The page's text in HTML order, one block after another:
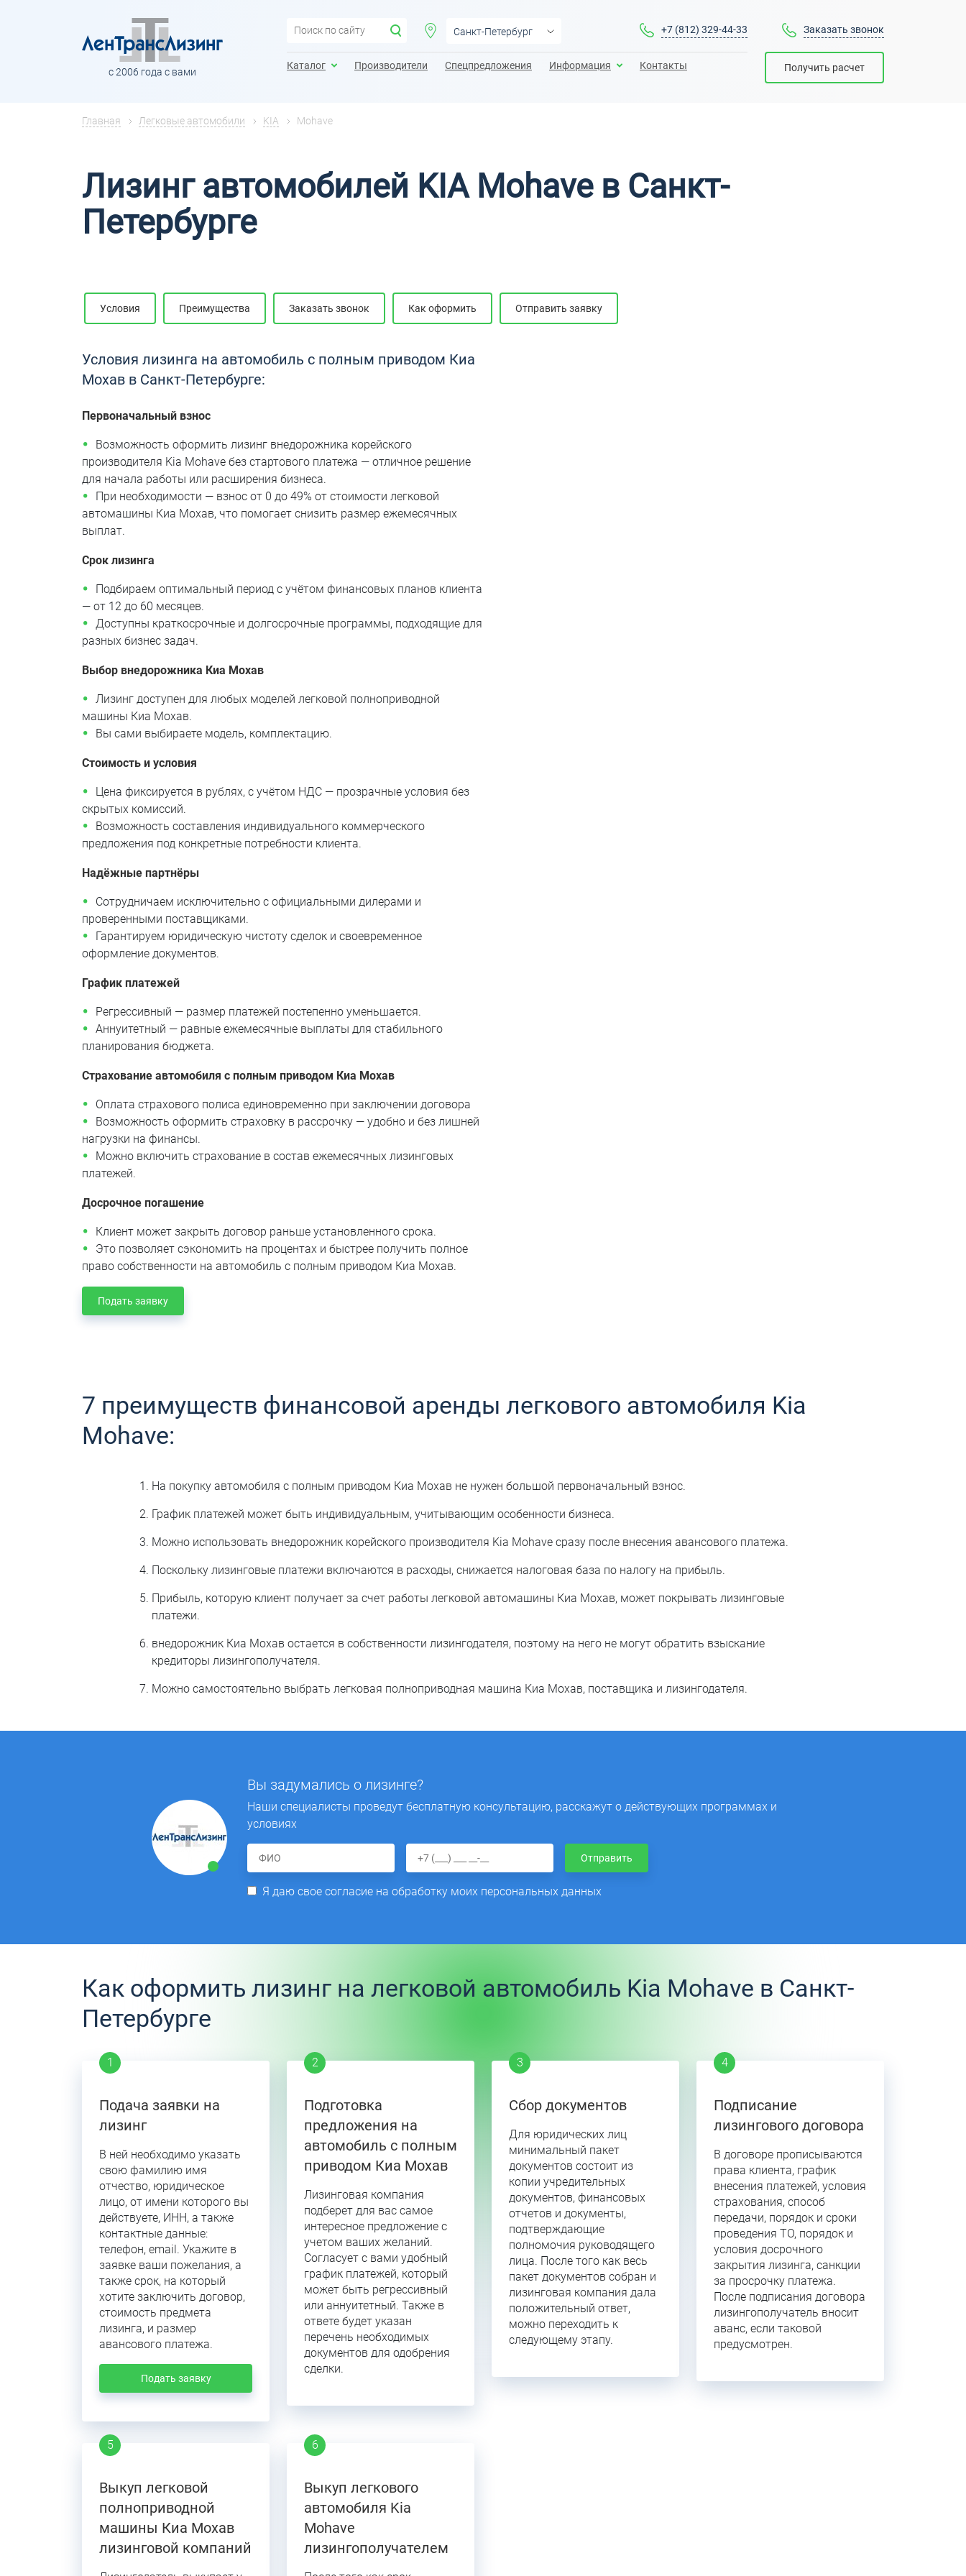
с 2006 года с вами
Санкт-Петербург
Санкт-Петербург
Краснодар
Нижний Новгород
+7 (812) 329-44-33
Каталог Производители Спецпредложения Информация Контакты
Заказать звонок
Получить расчет
Главная Легковые автомобили KIA Mohave
Лизинг автомобилей KIA Mohave в Санкт-
Петербурге
Условия Преимущества Заказать звонок Как оформить Отправить заявку
Условия лизинга на автомобиль с полным приводом Киа
Мохав в Санкт-Петербурге:
Первоначальный взнос
Возможность оформить лизинг внедорожника корейского
производителя Kia Mohave без стартового платежа — отличное решение
для начала работы или расширения бизнеса.
При необходимости — взнос от 0 до 49% от стоимости легковой
автомашины Киа Мохав, что помогает снизить размер ежемесячных
выплат.
Срок лизинга
Подбираем оптимальный период с учётом финансовых планов клиента
— от 12 до 60 месяцев.
Доступны краткосрочные и долгосрочные программы, подходящие для
разных бизнес задач.
Выбор внедорожника Киа Мохав
Лизинг доступен для любых моделей легковой полноприводной
машины Киа Мохав.
Вы сами выбираете модель, комплектацию.
Стоимость и условия
Цена фиксируется в рублях, с учётом НДС — прозрачные условия без
скрытых комиссий.
Возможность составления индивидуального коммерческого
предложения под конкретные потребности клиента.
Надёжные партнёры
Сотрудничаем исключительно с официальными дилерами и
проверенными поставщиками.
Гарантируем юридическую чистоту сделок и своевременное
оформление документов.
График платежей
Регрессивный — размер платежей постепенно уменьшается.
Аннуитетный — равные ежемесячные выплаты для стабильного
планирования бюджета.
Страхование автомобиля с полным приводом Киа Мохав
Оплата страхового полиса единовременно при заключении договора
Возможность оформить страховку в рассрочку — удобно и без лишней
нагрузки на финансы.
Можно включить страхование в состав ежемесячных лизинговых
платежей.
Досрочное погашение
Клиент может закрыть договор раньше установленного срока.
Это позволяет сэкономить на процентах и быстрее получить полное
право собственности на автомобиль с полным приводом Киа Мохав.
Подать заявку
7 преимуществ финансовой аренды легкового автомобиля Kia
Mohave:
На покупку автомобиля с полным приводом Киа Мохав не нужен большой первоначальный взнос.
График платежей может быть индивидуальным, учитывающим особенности бизнеса.
Можно использовать внедорожник корейского производителя Kia Mohave сразу после внесения авансового платежа.
Поскольку лизинговые платежи включаются в расходы, снижается налоговая база по налогу на прибыль.
Прибыль, которую клиент получает за счет работы легковой автомашины Киа Мохав, может покрывать лизинговые
платежи.
внедорожник Киа Мохав остается в собственности лизингодателя, поэтому на него не могут обратить взыскание
кредиторы лизингополучателя.
Можно самостоятельно выбрать легковая полноприводная машина Киа Мохав, поставщика и лизингодателя.
Вы задумались о лизинге?
Наши специалисты проведут бесплатную консультацию, расскажут о действующих программах и
условиях
Отправить
Я даю свое согласие на обработку моих персональных данных
Как оформить лизинг на легковой автомобиль Kia Mohave в Санкт-
Петербурге
Подача заявки на
лизинг
В ней необходимо указать
свою фамилию имя
отчество, юридическое
лицо, от имени которого вы
действуете, ИНН, а также
контактные данные:
телефон, email. Укажите в
заявке ваши пожелания, а
также срок, на который
хотите заключить договор,
стоимость предмета
лизинга, и размер
авансового платежа.
Подать заявку
Подготовка
предложения на
автомобиль с полным
приводом Киа Мохав
Лизинговая компания
подберет для вас самое
интересное предложение с
учетом ваших желаний.
Согласует с вами удобный
график платежей, который
может быть регрессивный
или аннуитетный. Также в
ответе будет указан
перечень необходимых
документов для одобрения
сделки.
Сбор документов
Для юридических лиц
минимальный пакет
документов состоит из
копии учредительных
документов, финансовых
отчетов и документы,
подтверждающие
полномочия руководящего
лица. После того как весь
пакет документов собран и
лизинговая компания дала
положительный ответ,
можно переходить к
следующему этапу.
Подписание
лизингового договора
В договоре прописываются
права клиента, график
внесения платежей, условия
страхования, способ
передачи, порядок и сроки
проведения ТО, порядок и
условия досрочного
закрытия лизинга, санкции
за просрочку платежа.
После подписания договора
лизингополучатель вносит
аванс, если таковой
предусмотрен.
Выкуп легковой
полноприводной
машины Киа Мохав
лизинговой компаний
Выкуп легкового
автомобиля Kia
Mohave
лизингополучателем